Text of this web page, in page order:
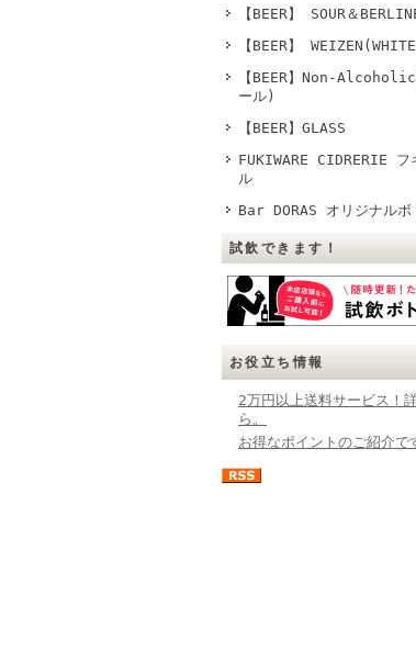
【BEER】 SOUR＆
【BEER】
【BEER】Non-
ール)
【BEER】GLASS
FUKIWARE CIDRERIE フ
ル
Bar DORAS オリジナルボ
試飲できます！
お役立ち情報
2万円以上送料サービス！
ら。
お得なポイントのご紹介で